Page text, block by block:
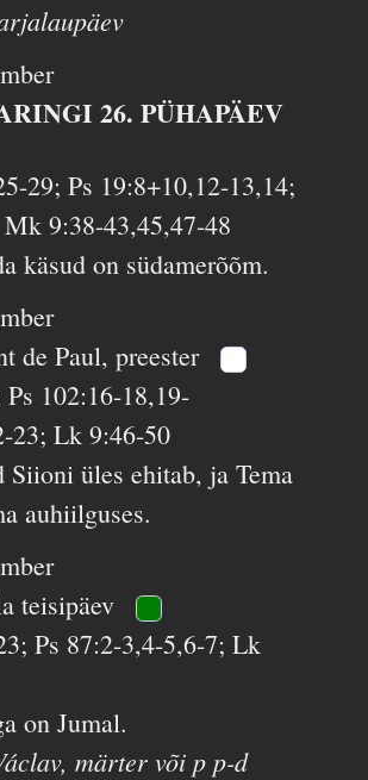
26. PÜHAPÄEV
29; Ps 19:8+10,12-13,14;
9:38-43,45,47-48
käsud on südamerõõm.
de Paul, preester
102:16-18,19-
23; Lk 9:46-50
Siioni üles ehitab, ja Tema
auhiilguses.
teisipäev
Ps 87:2-3,4-5,6-7; Lk
on Jumal.
märter või p p-d